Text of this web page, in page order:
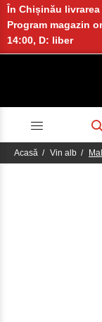
În Chișinău
Program magazin
14:00, D: liber
Acasă Vin alb